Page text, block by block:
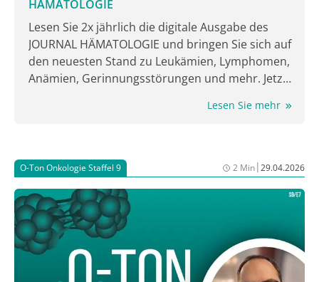
HÄMATOLOGIE
Lesen Sie 2x jährlich die digitale Ausgabe des
JOURNAL HÄMATOLOGIE und bringen Sie sich auf
den neuesten Stand zu Leukämien, Lymphomen,
Anämien, Gerinnungsstörungen und mehr. Jetzt
Lesen Sie mehr
O-Ton Onkologie Staffel 9 2 Min|29.04.2026